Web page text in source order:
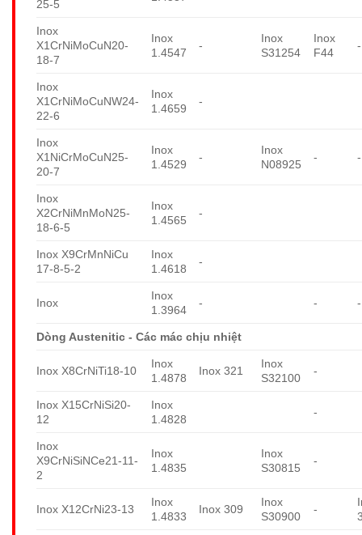
25-5
Inox
X1CrNiMoCuN20-
18-7
Inox
1.4547
-
Inox
S31254
Inox
F44
-
Inox
X1CrNiMoCuNW24-
22-6
Inox
1.4659
-
Inox
X1NiCrMoCuN25-
20-7
Inox
1.4529
-
Inox
N08925
- -
Inox
X2CrNiMnMoN25-
18-6-5
Inox
1.4565
-
Inox X9CrMnNiCu
17-8-5-2
Inox
1.4618
-
Inox
Inox
1.3964
- - -
Dòng Austenitic - Các mác chịu nhiệt
Inox X8CrNiTi18-10
Inox
1.4878
Inox 321
Inox
S32100
-
Inox X15CrNiSi20-
12
Inox
1.4828
-
Inox
X9CrNiSiNCe21-11-
2
Inox
1.4835
Inox
S30815
-
Inox X12CrNi23-13
Inox
1.4833
Inox 309
Inox
S30900
-